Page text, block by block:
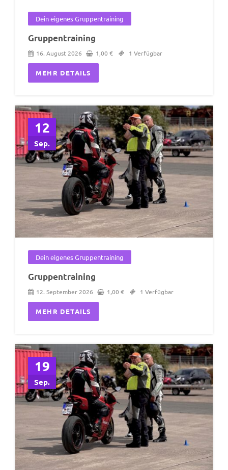
Dein eigenes Gruppentraining
Gruppentraining
16. August 2026 1,00 € 1 Verfügbar
MEHR DETAILS
12
Sep.
Dein eigenes Gruppentraining
Gruppentraining
12. September 2026 1,00 € 1 Verfügbar
MEHR DETAILS
19
Sep.